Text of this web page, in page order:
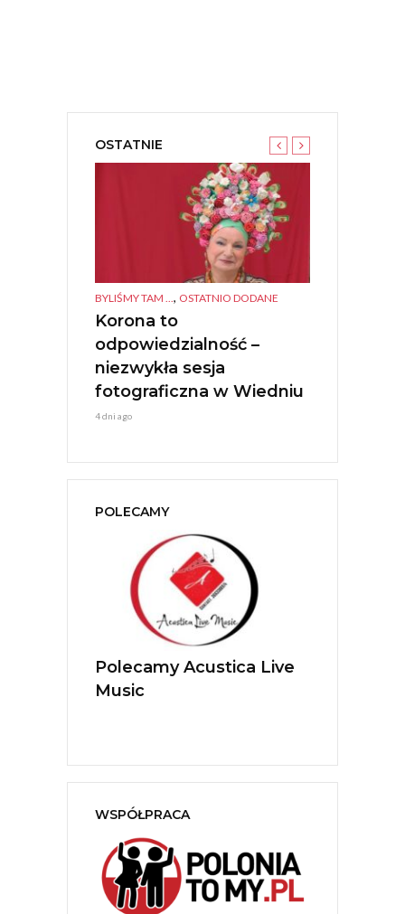
OSTATNIE
BYLIŚMY TAM ..., OSTATNIO DODANE
Korona to
odpowiedzialność –
niezwykła sesja
fotograficzna w Wiedniu
4 dni ago
POLECAMY
Polecamy Acustica Live
Music
WSPÓŁPRACA